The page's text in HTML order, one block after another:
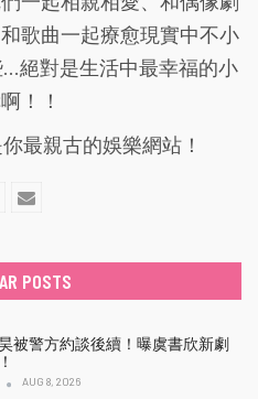
歌曲一起療愈現實中不小
絕對是生活中最幸福的小
！！
最親古的娛樂網站！
POSTS
被警方約談後續！曝虞書欣新劇
AUG 8, 2026